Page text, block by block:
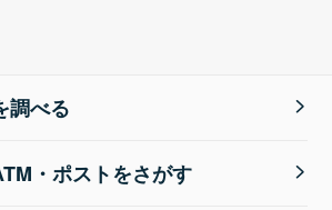
調べる
・ポストをさがす